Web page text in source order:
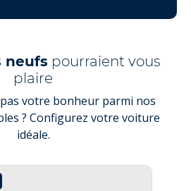
neufs pourraient vous
plaire
votre bonheur parmi nos
? Configurez votre voiture
idéale.